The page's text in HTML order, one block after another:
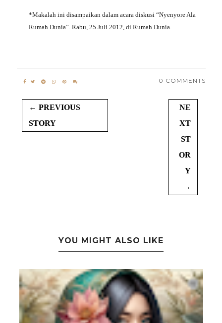
*Makalah ini disampaikan dalam acara diskusi “Nyenyore Ala
Rumah Dunia”. Rabu, 25 Juli 2012, di Rumah Dunia.
0 COMMENTS
← PREVIOUS
STORY
NE
XT
ST
OR
Y
→
YOU MIGHT ALSO LIKE